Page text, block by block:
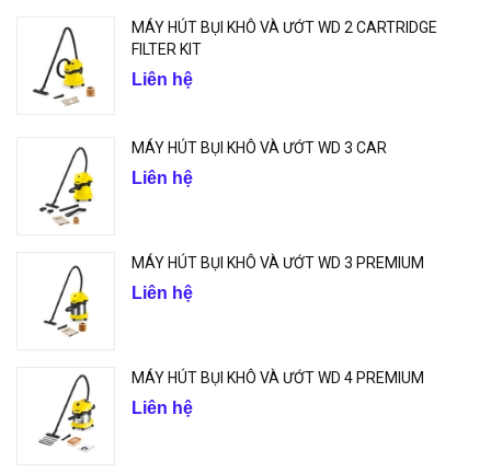
MÁY HÚT BỤI KHÔ VÀ ƯỚT WD 2 CARTRIDGE
FILTER KIT
Liên hệ
MÁY HÚT BỤI KHÔ VÀ ƯỚT WD 3 CAR
Liên hệ
MÁY HÚT BỤI KHÔ VÀ ƯỚT WD 3 PREMIUM
Liên hệ
MÁY HÚT BỤI KHÔ VÀ ƯỚT WD 4 PREMIUM
Liên hệ